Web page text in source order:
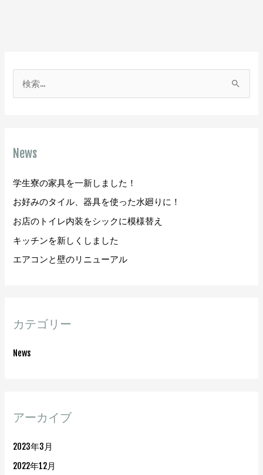
News
学生寮の家具を一新しました！
お好みのタイル、器具を使った水廻りに！
お店のトイレ内装をシックに模様替え
キッチンを新しくしました
エアコンと壁のリニューアル
カテゴリー
News
アーカイブ
2023年3月
2022年12月